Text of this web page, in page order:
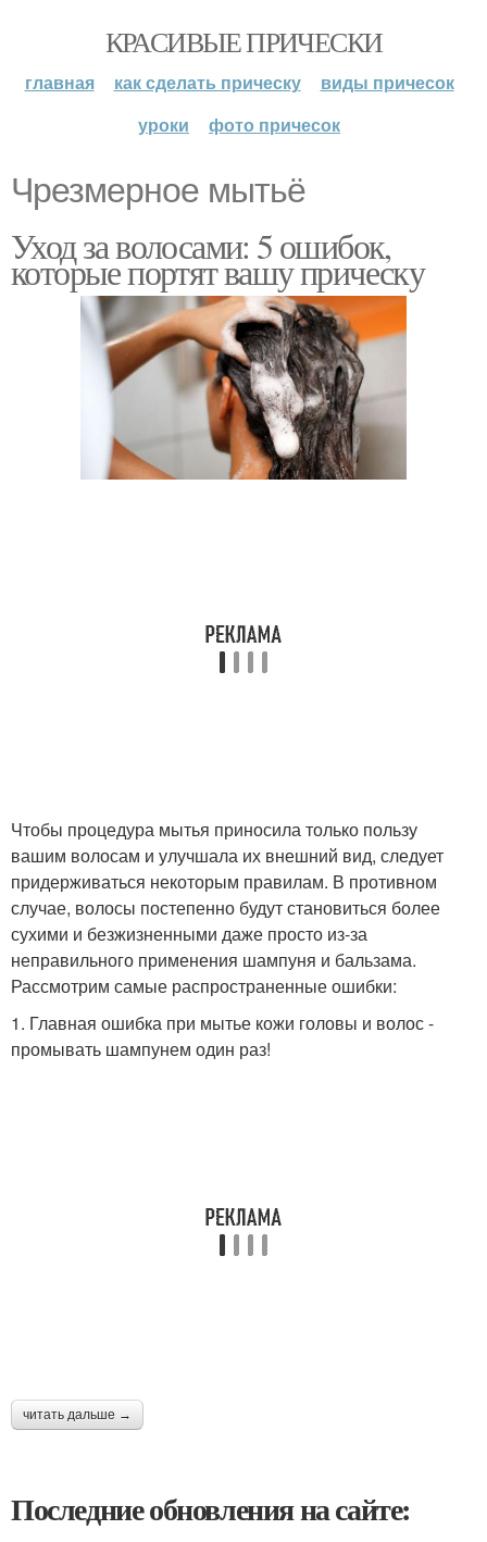
КРАСИВЫЕ ПРИЧЕСКИ
главная как сделать прическу
виды причесок
уроки
фото причесок
Чрезмерное мытьё
Уход за волосами: 5 ошибок,
которые портят вашу прическу
Чтобы процедура мытья приносила только пользу
вашим волосам и улучшала их внешний вид, следует
придерживаться некоторым правилам. В противном
случае, волосы постепенно будут становиться более
сухими и безжизненными даже просто из-за
неправильного применения шампуня и бальзама.
Рассмотрим самые распространенные ошибки:
1. Главная ошибка при мытье кожи головы и волос -
промывать шампунем один раз!
читать дальше →
Последние обновления на сайте: